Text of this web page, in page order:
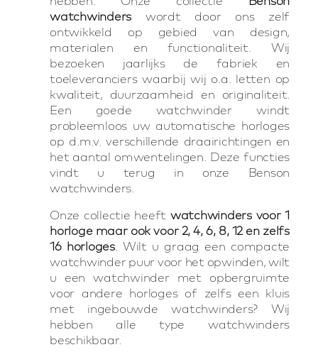
watchwinders wordt door ons zelf
ontwikkeld op gebied van design,
materialen en functionaliteit. Wij
bezoeken jaarlijks de fabriek en
toeleveranciers waarbij wij o.a. letten op
kwaliteit, duurzaamheid en originaliteit.
Een goede watchwinder windt
probleemloos uw automatische horloges
op d.m.v. verschillende draairichtingen en
het aantal omwentelingen. Deze functies
vindt u terug in onze Benson
watchwinders.
Onze collectie heeft watchwinders voor 1
horloge maar ook voor 2, 4, 6, 8, 12 en zelfs
16 horloges. Wilt u graag een compacte
watchwinder puur voor het opwinden, wilt
u een watchwinder met opbergruimte
voor andere horloges of zelfs een kluis
met ingebouwde watchwinders? Wij
hebben alle type watchwinders
beschikbaar.